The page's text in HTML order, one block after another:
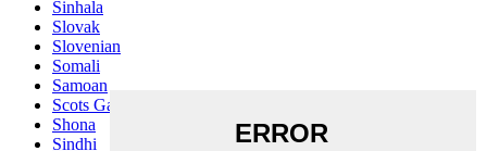
Sinhala
Slovak
Slovenian
Somali
Samoan
Scots Gaelic
Shona
Sindhi